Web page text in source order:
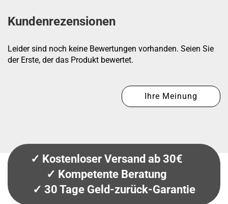
Kundenrezensionen
Leider sind noch keine Bewertungen vorhanden. Seien Sie
der Erste, der das Produkt bewertet.
Ihre Meinung
✓ Kostenloser Versand ab 30€
✓ Kompetente Beratung
✓ 30 Tage Geld-zurück-Garantie